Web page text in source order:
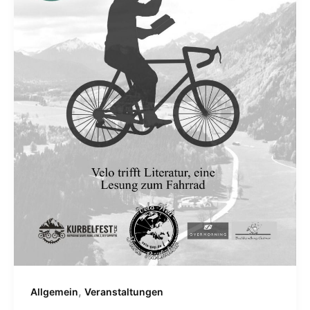
Allgemein, Veranstaltungen